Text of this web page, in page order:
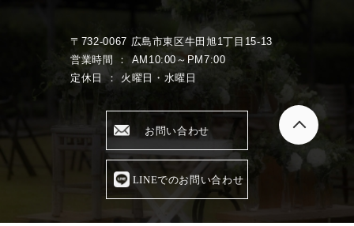
〒732-0067 広島市東区牛田旭1丁目15-13
営業時間 ： AM10:00～PM7:00
定休日 ： 火曜日・水曜日
お問い合わせ
LINEでのお問い合わせ